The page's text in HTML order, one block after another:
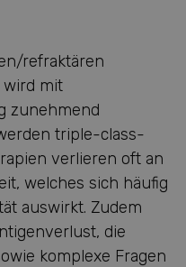
refraktären
wird mit
zunehmend
triple-class-
verlieren oft an
welches sich häufig
auswirkt. Zudem
die
komplexe Fragen